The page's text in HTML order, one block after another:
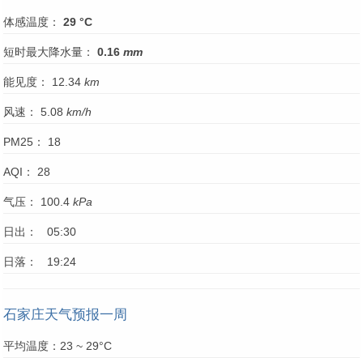
体感温度： 29 °C
短时最大降水量： 0.16 mm
能见度： 12.34 km
风速： 5.08 km/h
PM25： 18
AQI： 28
气压： 100.4 kPa
日出： 05:30
日落： 19:24
石家庄天气预报一周
平均温度：23 ~ 29°C